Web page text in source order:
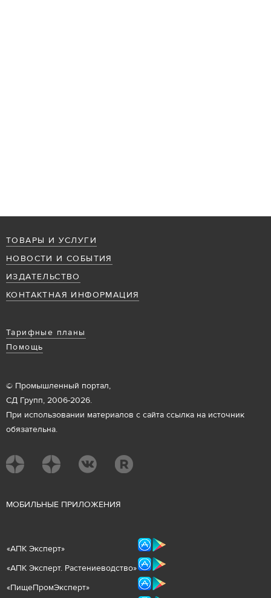
ТОВАРЫ И УСЛУГИ
НОВОСТИ И СОБЫТИЯ
ИЗДАТЕЛЬСТВО
КОНТАКТНАЯ ИНФОРМАЦИЯ
Тарифные планы
Помощь
© Промышленный портал,
СД Групп, 2006-2026.
При использовании материалов с сайта ссылка на источник
обязательна.
МОБИЛЬНЫЕ ПРИЛОЖЕНИЯ
«АПК Эксперт»
«АПК Эксперт. Растениеводство»
«ПищеПромЭксперт»